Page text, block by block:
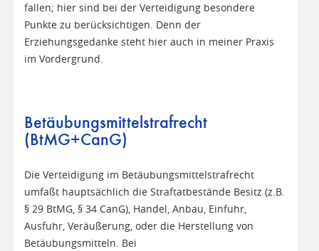
fallen; hier sind bei der Verteidigung besondere
Punkte zu berücksichtigen. Denn der
Erziehungsgedanke steht hier auch in meiner Praxis
im Vordergrund.
Betäubungsmittelstrafrecht
(BtMG+CanG)
Die Verteidigung im Betäubungsmittelstrafrecht
umfaßt hauptsächlich die Straftatbestände Besitz (z.B.
§ 29 BtMG, § 34 CanG), Handel, Anbau, Einfuhr,
Ausfuhr, Veräußerung, oder die Herstellung von
Betäubungsmitteln. Bei